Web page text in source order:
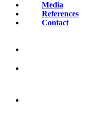
Media
References
Contact